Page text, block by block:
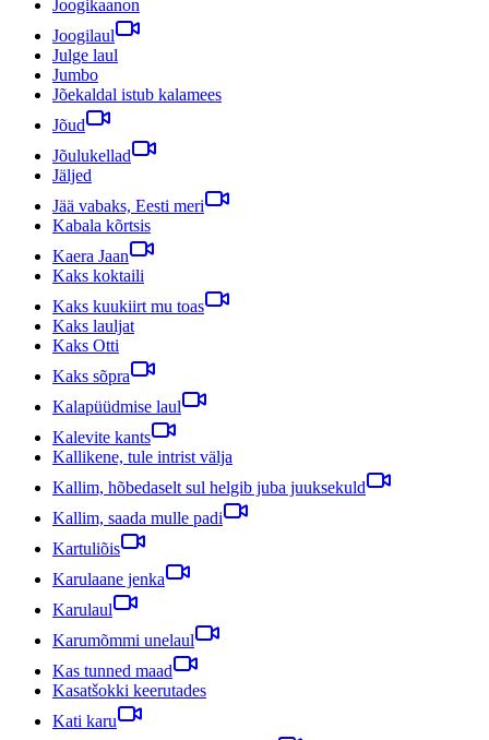
Joogikaanon
Joogilaul
Julge laul
Jumbo
Jõekaldal istub kalamees
Jõud
Jõulukellad
Jäljed
Jää vabaks, Eesti meri
Kabala kõrtsis
Kaera Jaan
Kaks koktaili
Kaks kuukiirt mu toas
Kaks lauljat
Kaks Otti
Kaks sõpra
Kalapüüdmise laul
Kalevite kants
Kallikene, tule intrist välja
Kallim, hõbedaselt sul helgib juba juuksekuld
Kallim, saada mulle padi
Kartuliõis
Karulaane jenka
Karulaul
Karumõmmi unelaul
Kas tunned maad
Kasatšokki keerutades
Kati karu